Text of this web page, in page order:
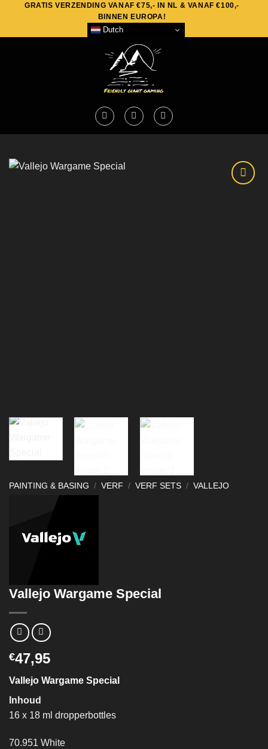
content
GRATIS VERZENDING VANAF €75,- IN NL & VANAF €100,-
BINNEN EUROPA!
Dutch
PAINTING & BASING / VERF / VERF SETS / VALLEJO
Vallejo Wargame Special
€47,95
Vallejo Wargame Special
Inhoud
16 x 18 ml dropperbottles
70.951 White